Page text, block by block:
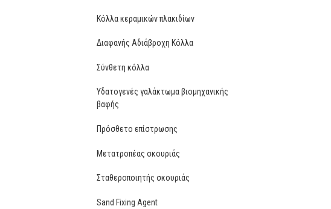
Κόλλα κεραμικών πλακιδίων
Διαφανής Αδιάβροχη Κόλλα
Σύνθετη κόλλα
Υδατογενές γαλάκτωμα βιομηχανικής
βαφής
Πρόσθετο επίστρωσης
Μετατροπέας σκουριάς
Σταθεροποιητής σκουριάς
Sand Fixing Agent